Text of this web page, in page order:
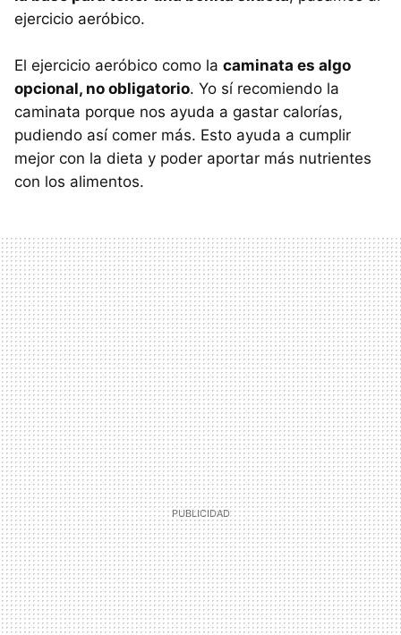
ejercicio aeróbico.
El ejercicio aeróbico como la caminata es algo
opcional, no obligatorio. Yo sí recomiendo la
caminata porque nos ayuda a gastar calorías,
pudiendo así comer más. Esto ayuda a cumplir
mejor con la dieta y poder aportar más nutrientes
con los alimentos.